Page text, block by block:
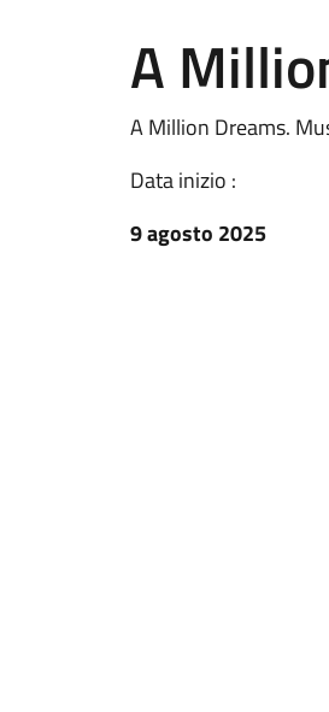
A
A Million Dreams.
Data inizio :
9 agosto 2025